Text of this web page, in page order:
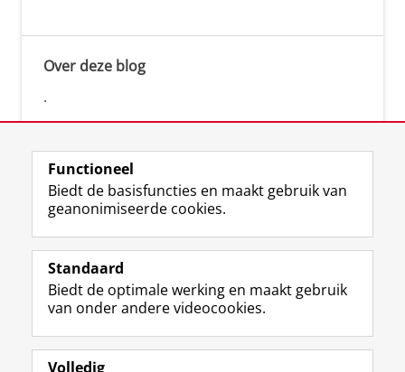
Over deze blog
.
Volg de RUG
F
a
e
b
o
L
i
k
e
I
R
S
-
f
e
I
n
t
r
Y
o
T
e
Studiekiezers
Alumni
Functioneel
Biedt de basisfuncties en maakt gebruik van
geanonimiseerde cookies.
Standaard
Biedt de optimale werking en maakt gebruik
van onder andere videocookies.
Volledig